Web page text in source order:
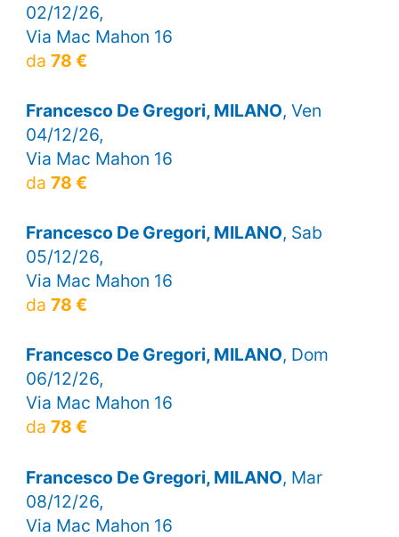
02/12/26,
Via Mac Mahon 16
da 78 €
Francesco De Gregori, MILANO, Ven
04/12/26,
Via Mac Mahon 16
da 78 €
Francesco De Gregori, MILANO, Sab
05/12/26,
Via Mac Mahon 16
da 78 €
Francesco De Gregori, MILANO, Dom
06/12/26,
Via Mac Mahon 16
da 78 €
Francesco De Gregori, MILANO, Mar
08/12/26,
Via Mac Mahon 16